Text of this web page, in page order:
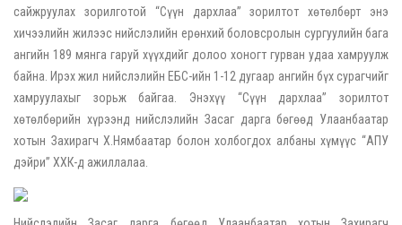
сайжруулах зорилготой “Сүүн дархлаа” зорилтот хөтөлбөрт энэ
хичээлийн жилээс нийслэлийн ерөнхий боловсролын сургуулийн бага
ангийн 189 мянга гаруй хүүхдийг долоо хоногт гурван удаа хамруулж
байна. Ирэх жил нийслэлийн ЕБС-ийн 1-12 дугаар ангийн бүх сурагчийг
хамруулахыг зорьж байгаа. Энэхүү “Сүүн дархлаа” зорилтот
хөтөлбөрийн хүрээнд нийслэлийн Засаг дарга бөгөөд Улаанбаатар
хотын Захирагч Х.Нямбаатар болон холбогдох албаны хүмүүс “АПУ
дэйри” ХХК-д ажиллалаа.